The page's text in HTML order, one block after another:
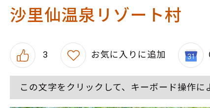
沙里仙温泉リゾート村
3 お気に入りに追加
この文字をクリックして、キーボード操作に